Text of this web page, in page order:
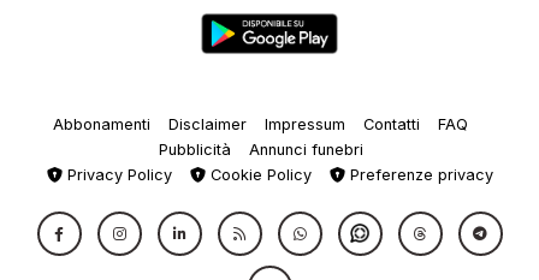
Abbonamenti Disclaimer Impressum Contatti
FAQ
Pubblicità
Annunci funebri
Privacy Policy
Cookie Policy Preferenze privacy